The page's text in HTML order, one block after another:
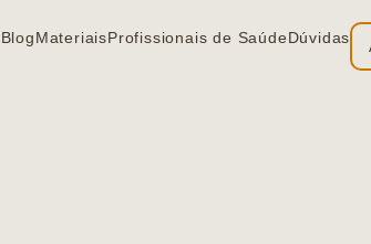
BlogMateriaisProfissionais de SaúdeDúvidas